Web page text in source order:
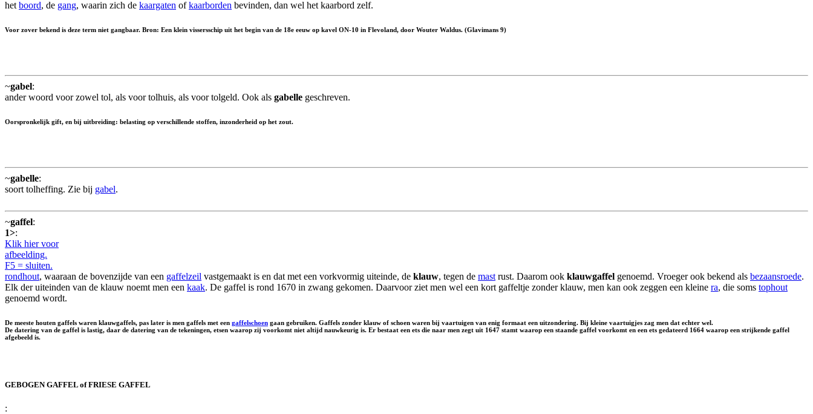
het boord, de gang, waarin zich de kaargaten ofkaarborden bevinden, dan wel het kaarbord zelf.
Voor zover bekend is deze term niet gangbaar. Bron: Een klein vissersschip uit het begin van de 18e eeuw op kavel ON-10 in Flevoland, door Wouter Waldus. (Glavimans 9)
~gabel:
ander woord voor zowel tol, als voor tolhuis, als voor tolgeld. Ook als gabelle geschreven.
Oorspronkelijk gift, en bij uitbreiding: belasting op verschillende stoffen, inzonderheid op het zout.
~gabelle:
soort tolheffing. Zie bij gabel.
~gaffel:
1>:
Klik hier voor
afbeelding.
F5 = sluiten.
rondhout, waaraan de bovenzijde van een gaffelzeil vastgemaakt is en dat met een vorkvormig uiteinde, de klauw, tegen de mast rust. Daarom ook klauwgaffel genoemd. Vroeger ook bekend als bezaansroede.
Elk der uiteinden van de klauw noemt men een kaak. De gaffel is rond 1670 in zwang gekomen. Daarvoor ziet men wel een kort gaffeltje zonder klauw, men kan ook zeggen een kleine ra, die soms tophout
genoemd wordt.
De meeste houten gaffels waren klauwgaffels, pas later is men gaffels met een gaffelschoen gaan gebruiken. Gaffels zonder klauw of schoen waren bij vaartuigen van enig formaat een uitzondering. Bij kleine vaartuigjes zag men dat echter wel.
De datering van de gaffel is lastig, daar de datering van de tekeningen, etsen waarop zij voorkomt niet altijd nauwkeurig is. Er bestaat een ets die naar men zegt uit 1647 stamt waarop een staande gaffel voorkomt en een ets gedateerd 1664 waarop een strijkende gaffel
afgebeeld is.
GEBOGEN GAFFEL of FRIESE GAFFEL
: